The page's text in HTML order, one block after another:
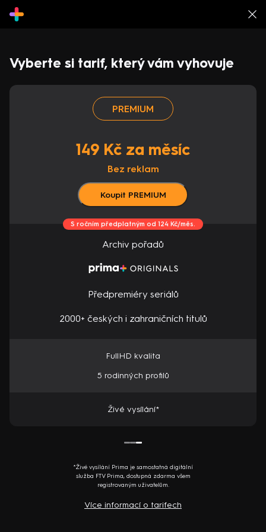
Vyberte si tarif, který vám vyhovuje
PREMIUM
149 Kč za měsíc
Bez reklam
Koupit PREMIUM
S ročním předplatným od 124 Kč/měs.
Archiv pořadů
Předpremiéry seriálů
2000+ českých i zahraničních titulů
FullHD kvalita
5 rodinných profilů
Živé vysílání*
*Živé vysílání Prima je samostatná digitální
služba FTV Prima, dostupná zdarma všem
registrovaným uživatelům.
Více informací o tarifech